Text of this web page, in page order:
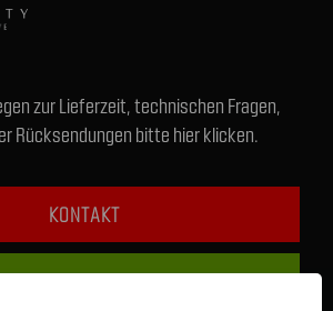
zur Lieferzeit, technischen Fragen,
Rücksendungen bitte hier klicken.
KONTAKT
+49 1590 5808489